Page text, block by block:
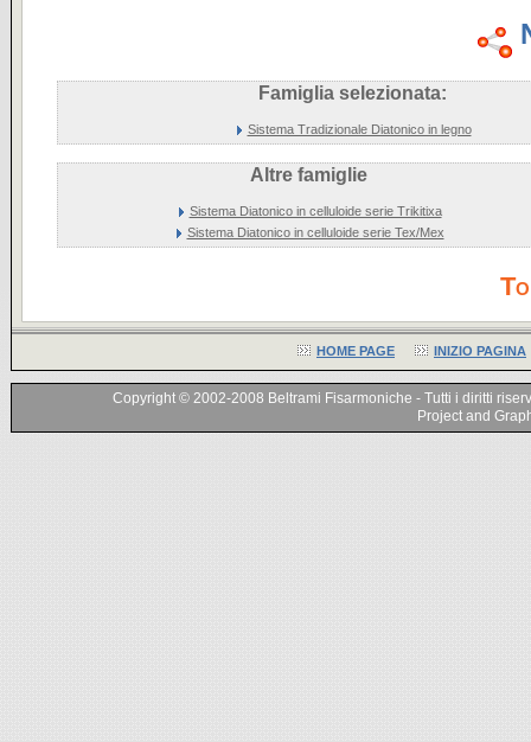
Famiglia selezionata:
Sistema Tradizionale Diatonico in legno
Altre famiglie
Sistema Diatonico in celluloide serie Trikitixa
Sistema Diatonico in celluloide serie Tex/Mex
HOME PAGE INIZIO PAGINA
Copyright © 2002-2008 Beltrami Fisarmoniche - Tutti i diritti
Project and